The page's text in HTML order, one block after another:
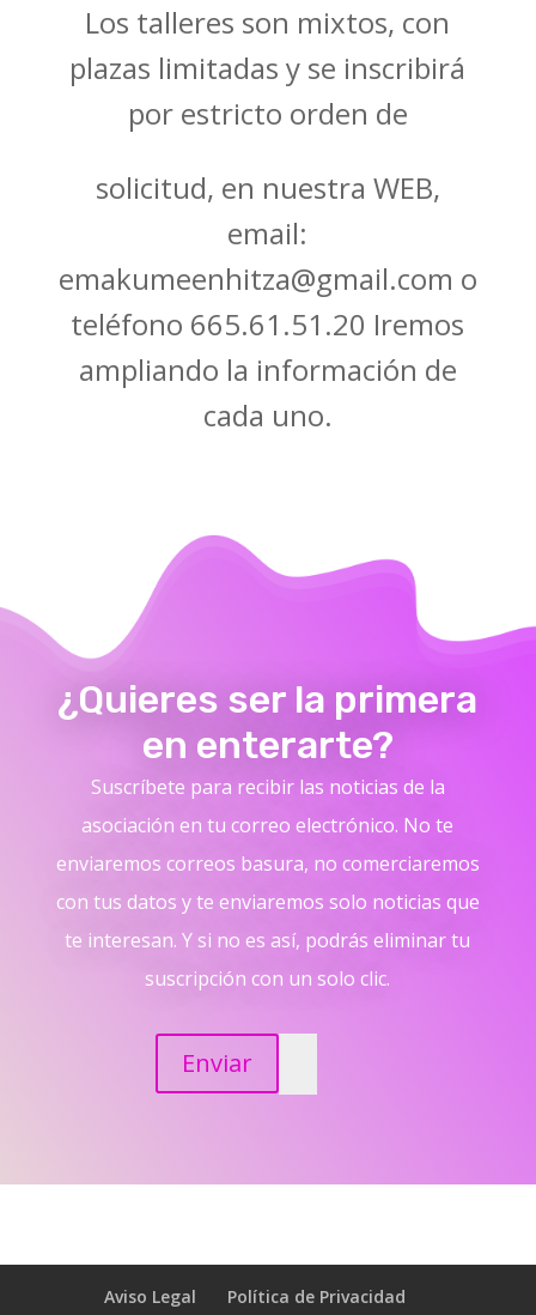
Los talleres son mixtos, con
plazas limitadas y se inscribirá
por estricto orden de
solicitud, en nuestra WEB,
email:
emakumeenhitza@gmail.com o
teléfono 665.61.51.20 Iremos
ampliando la información de
cada uno.
¿Quieres ser la primera
en enterarte?
Suscríbete para recibir las noticias de la
asociación en tu correo electrónico. No te
enviaremos correos basura, no comerciaremos
con tus datos y te enviaremos solo noticias que
te interesan. Y si no es así, podrás eliminar tu
suscripción con un solo clic.
Enviar
Aviso Legal
Política de Privacidad